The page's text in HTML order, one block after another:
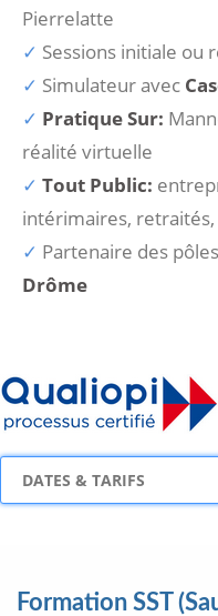
Pierrelatte
Sessions initiale ou
Simulateur avec
Pratique Sur:
réalité virtuelle
Tout Public:
intérimaires,
Partenaire des
Drôme
Formation SST